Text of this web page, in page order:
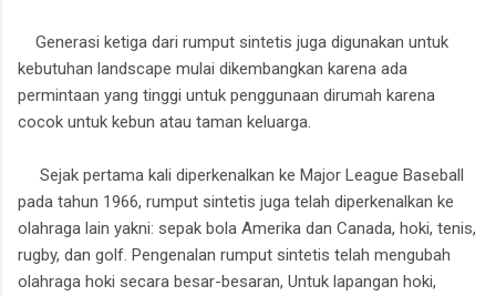
Generasi ketiga dari rumput sintetis juga digunakan untuk
kebutuhan landscape mulai dikembangkan karena ada
permintaan yang tinggi untuk penggunaan dirumah karena
cocok untuk kebun atau taman keluarga.
Sejak pertama kali diperkenalkan ke Major League Baseball
pada tahun 1966, rumput sintetis juga telah diperkenalkan ke
olahraga lain yakni: sepak bola Amerika dan Canada, hoki, tenis,
rugby, dan golf. Pengenalan rumput sintetis telah mengubah
olahraga hoki secara besar-besaran, Untuk lapangan hoki,